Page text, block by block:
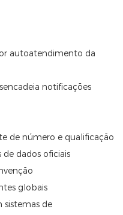
autoatendimento da
notificações
de número e qualificação
dados oficiais
globais
sistemas de